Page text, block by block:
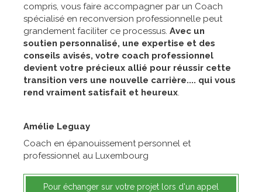
compris, vous faire accompagner par un Coach
spécialisé en reconversion professionnelle peut
grandement faciliter ce processus. Avec un
soutien personnalisé, une expertise et des
conseils avisés, votre coach professionnel
devient votre précieux allié pour réussir cette
transition vers une nouvelle carrière.... qui vous
rend vraiment satisfait et heureux.
Amélie Leguay
Coach en épanouissement personnel et
professionnel au Luxembourg
Pour échanger sur votre projet lors d'un appel